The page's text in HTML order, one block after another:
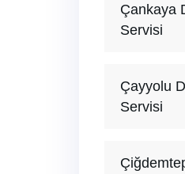
Çankaya
Servisi
Çayyolu
Servisi